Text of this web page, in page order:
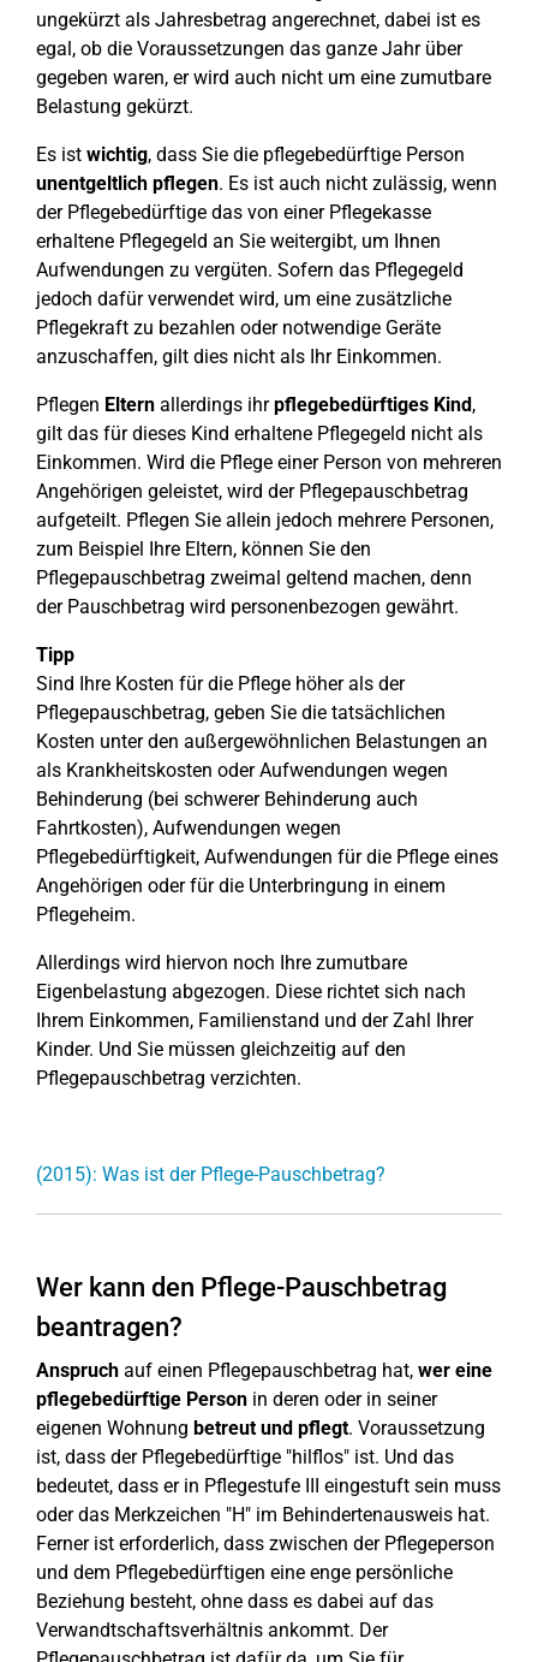
ungekürzt als Jahresbetrag angerechnet, dabei ist es
egal, ob die Voraussetzungen das ganze Jahr über
gegeben waren, er wird auch nicht um eine zumutbare
Belastung gekürzt.
Es ist wichtig, dass Sie die pflegebedürftige Person
unentgeltlich pflegen. Es ist auch nicht zulässig, wenn
der Pflegebedürftige das von einer Pflegekasse
erhaltene Pflegegeld an Sie weitergibt, um Ihnen
Aufwendungen zu vergüten. Sofern das Pflegegeld
jedoch dafür verwendet wird, um eine zusätzliche
Pflegekraft zu bezahlen oder notwendige Geräte
anzuschaffen, gilt dies nicht als Ihr Einkommen.
Pflegen Eltern allerdings ihrpflegebedürftiges Kind,
gilt das für dieses Kind erhaltene Pflegegeld nicht als
Einkommen. Wird die Pflege einer Person von mehreren
Angehörigen geleistet, wird der Pflegepauschbetrag
aufgeteilt. Pflegen Sie allein jedoch mehrere Personen,
zum Beispiel Ihre Eltern, können Sie den
Pflegepauschbetrag zweimal geltend machen, denn
der Pauschbetrag wird personenbezogen gewährt.
Tipp
Sind Ihre Kosten für die Pflege höher als der
Pflegepauschbetrag, geben Sie die tatsächlichen
Kosten unter den außergewöhnlichen Belastungen an
als Krankheitskosten oder Aufwendungen wegen
Behinderung (bei schwerer Behinderung auch
Fahrtkosten), Aufwendungen wegen
Pflegebedürftigkeit, Aufwendungen für die Pflege eines
Angehörigen oder für die Unterbringung in einem
Pflegeheim.
Allerdings wird hiervon noch Ihre zumutbare
Eigenbelastung abgezogen. Diese richtet sich nach
Ihrem Einkommen, Familienstand und der Zahl Ihrer
Kinder. Und Sie müssen gleichzeitig auf den
Pflegepauschbetrag verzichten.
(2015): Was ist der Pflege-Pauschbetrag?
Wer kann den Pflege-Pauschbetrag
beantragen?
Anspruch auf einen Pflegepauschbetrag hat, wer eine
pflegebedürftige Person in deren oder in seiner
eigenen Wohnung betreut und pflegt. Voraussetzung
ist, dass der Pflegebedürftige "hilflos" ist. Und das
bedeutet, dass er in Pflegestufe III eingestuft sein muss
oder das Merkzeichen "H" im Behindertenausweis hat.
Ferner ist erforderlich, dass zwischen der Pflegeperson
und dem Pflegebedürftigen eine enge persönliche
Beziehung besteht, ohne dass es dabei auf das
Verwandtschaftsverhältnis ankommt. Der